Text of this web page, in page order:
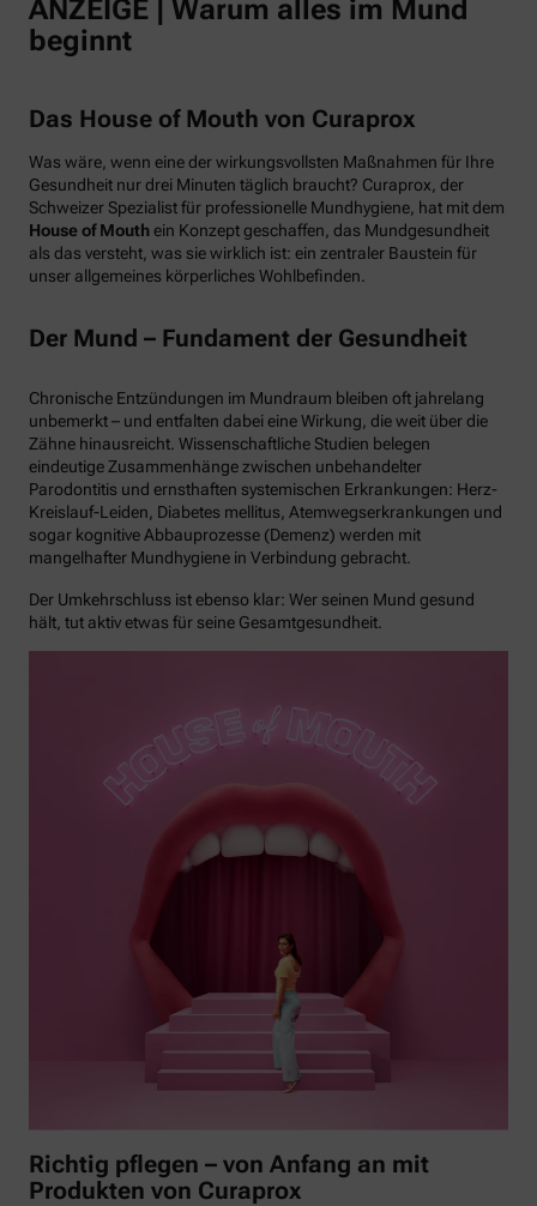
ANZEIGE | Warum alles im Mund
beginnt
Das House of Mouth von Curaprox
Was wäre, wenn eine der wirkungsvollsten Maßnahmen für Ihre
Gesundheit nur drei Minuten täglich braucht? Curaprox, der
Schweizer Spezialist für professionelle Mundhygiene, hat mit dem
House of Mouthein Konzept geschaffen, das Mundgesundheit
als das versteht, was sie wirklich ist: ein zentraler Baustein für
unser allgemeines körperliches Wohlbefinden.
Der Mund – Fundament der Gesundheit
Chronische Entzündungen im Mundraum bleiben oft jahrelang
unbemerkt – und entfalten dabei eine Wirkung, die weit über die
Zähne hinausreicht. Wissenschaftliche Studien belegen
eindeutige Zusammenhänge zwischen unbehandelter
Parodontitis und ernsthaften systemischen Erkrankungen: Herz-
Kreislauf-Leiden, Diabetes mellitus, Atemwegserkrankungen und
sogar kognitive Abbauprozesse (Demenz) werden mit
mangelhafter Mundhygiene in Verbindung gebracht.
Der Umkehrschluss ist ebenso klar: Wer seinen Mund gesund
hält, tut aktiv etwas für seine Gesamtgesundheit.
Richtig pflegen – von Anfang an mit
Produkten von Curaprox